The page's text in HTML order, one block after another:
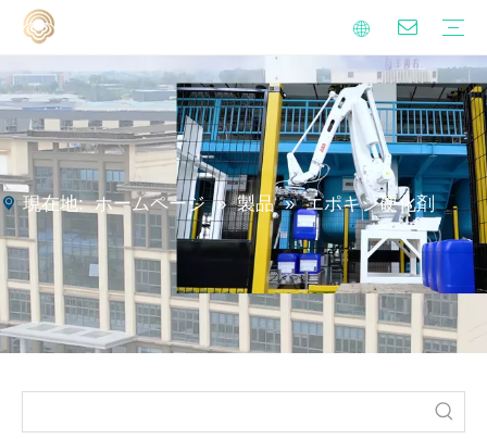
現在地: ホームページ » 製品 » エポキシ硬化剤